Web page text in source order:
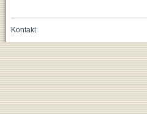
Kontakt